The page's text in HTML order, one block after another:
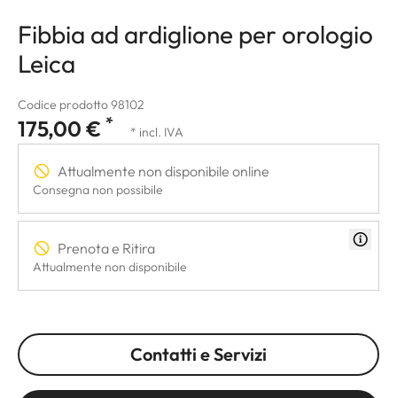
Fibbia ad ardiglione per orologio
Leica
Codice prodotto 98102
175,00 € * * incl. IVA
Attualmente non disponibile online
Consegna non possibile
Prenota e Ritira
Attualmente non disponibile
Contatti e Servizi